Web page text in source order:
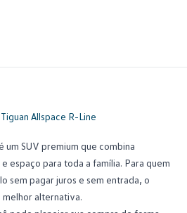
Allspace R-Line
um SUV premium que combina
espaço para toda a família. Para quem
sem pagar juros e sem entrada, o
melhor alternativa.